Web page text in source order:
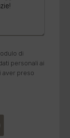
di
personali ai
aver preso